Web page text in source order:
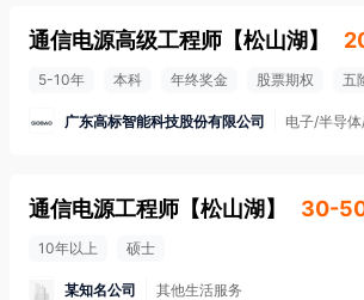
通信电源高级工程师 【松山湖 】
5-10年 本科 年终奖金 股票期权 五
广东高标智能科技股份有限公司 电子/半导
通信电源工程师 【松山湖 】 30-
10年以上 硕士
某知名公司 其他生活服务